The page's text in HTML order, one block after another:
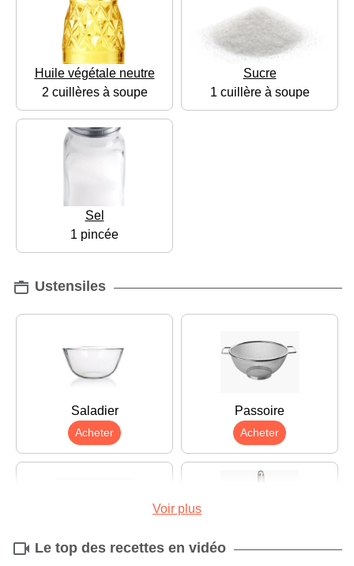
Huile végétale neutre
2 cuillères à soupe
Sucre
1 cuillère à soupe
Sel
1 pincée
Ustensiles
Saladier
Acheter
Passoire
Acheter
Poêle à crêpe
Voir plus
Le top des recettes en vidéo